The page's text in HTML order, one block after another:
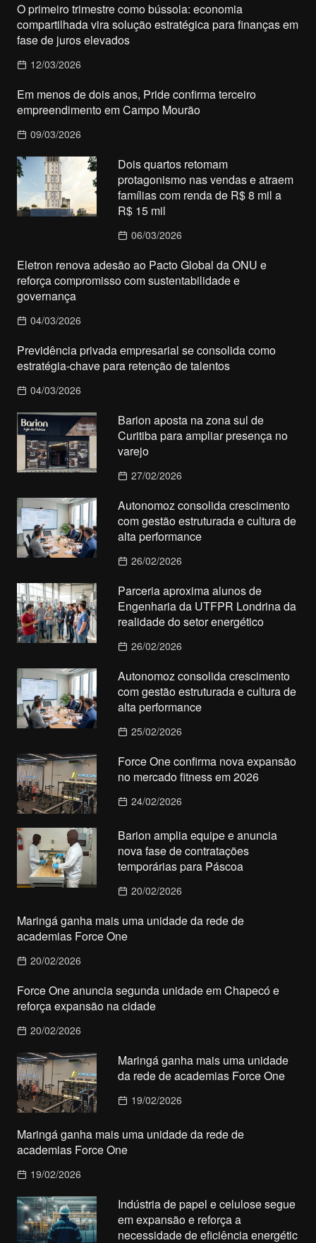
O primeiro trimestre como bússola: economia
compartilhada vira solução estratégica para finanças em
fase de juros elevados
12/03/2026
Em menos de dois anos, Pride confirma terceiro
empreendimento em Campo Mourão
09/03/2026
Dois quartos retomam
protagonismo nas vendas e atraem
famílias com renda de R$ 8 mil a
R$ 15 mil
06/03/2026
Eletron renova adesão ao Pacto Global da ONU e
reforça compromisso com sustentabilidade e
governança
04/03/2026
Previdência privada empresarial se consolida como
estratégia-chave para retenção de talentos
04/03/2026
Barion aposta na zona sul de
Curitiba para ampliar presença no
varejo
27/02/2026
Autonomoz consolida crescimento
com gestão estruturada e cultura de
alta performance
26/02/2026
Parceria aproxima alunos de
Engenharia da UTFPR Londrina da
realidade do setor energético
26/02/2026
Autonomoz consolida crescimento
com gestão estruturada e cultura de
alta performance
25/02/2026
Force One confirma nova expansão
no mercado fitness em 2026
24/02/2026
Barion amplia equipe e anuncia
nova fase de contratações
temporárias para Páscoa
20/02/2026
Maringá ganha mais uma unidade da rede de
academias Force One
20/02/2026
Force One anuncia segunda unidade em Chapecó e
reforça expansão na cidade
20/02/2026
Maringá ganha mais uma unidade
da rede de academias Force One
19/02/2026
Maringá ganha mais uma unidade da rede de
academias Force One
19/02/2026
Indústria de papel e celulose segue
em expansão e reforça a
necessidade de eficiência energétic